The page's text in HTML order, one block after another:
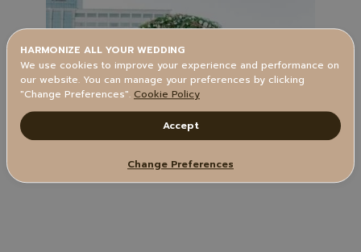
HARMONIZE ALL YOUR WEDDING
We use cookies to improve your experience and performance on
our website. You can manage your preferences by clicking
"Change Preferences". Cookie Policy
Accept
Change Preferences